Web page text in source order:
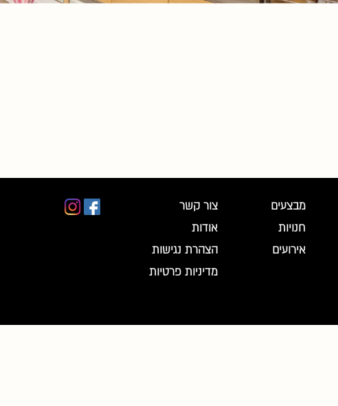
מבצעים
חנויות
אירועים
צור קשר
אודות
הצהרת נגישות
מדיניות פרטיות